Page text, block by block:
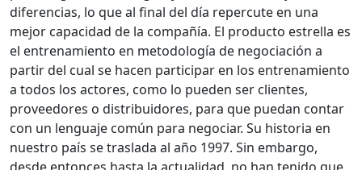
diferencias, lo que al final del día repercute en una
mejor capacidad de la compañía. El producto estrella es
el entrenamiento en metodología de negociación a
partir del cual se hacen participar en los entrenamiento
a todos los actores, como lo pueden ser clientes,
proveedores o distribuidores, para que puedan contar
con un lenguaje común para negociar. Su historia en
nuestro país se traslada al año 1997. Sin embargo,